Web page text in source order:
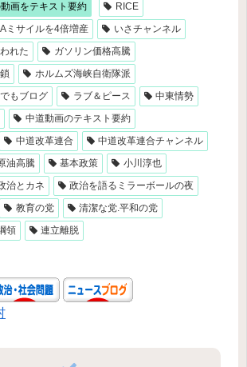
画をテキスト要約
RICE
ミサイルを4倍増産
いさチャンネル
れた
ガソリン価格高騰
ホルムズ海峡自衛隊派
もブログ
ラブ＆ピース
中東情勢
中道動画のテキスト要約
中道改革連合
中道改革連合チャンネル
油高騰 基本政策
小川淳也
治とカネ
政治を語るミラーボールの夜
教育の党
清潔な党.平和の党
領 連立離脱